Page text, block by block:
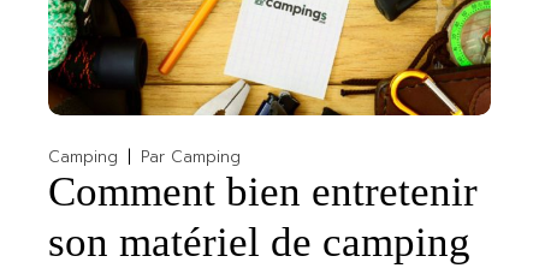
Camping Par Camping
Comment bien entretenir
son matériel de camping